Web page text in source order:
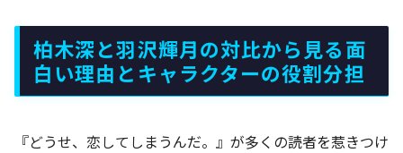
柏木深と羽沢輝月の対比から見る面
白い理由とキャラクターの役割分担
『どうせ、恋してしまうんだ。』が多くの読者を惹きつけ